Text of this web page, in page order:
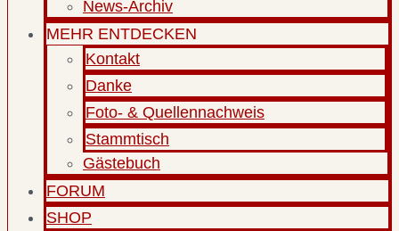
News-Archiv
MEHR ENTDECKEN
Kontakt
Danke
Foto- & Quellennachweis
Stammtisch
Gästebuch
FORUM
SHOP